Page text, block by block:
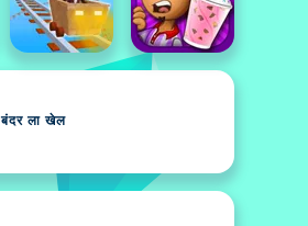
बंदर ला खेल